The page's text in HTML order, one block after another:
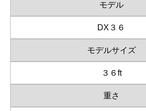
モデル
DX３６
モデルサイズ
３６ft
重さ